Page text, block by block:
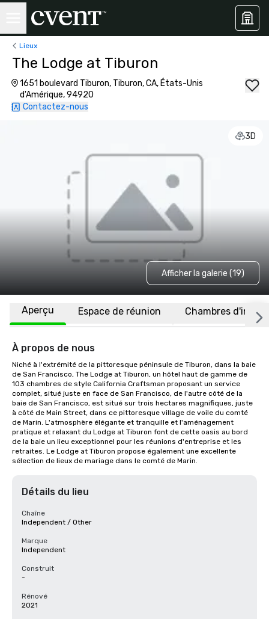
Lieux
The Lodge at Tiburon
1651 boulevard Tiburon, Tiburon, CA, États-Unis
d'Amérique, 94920
Contactez-nous
3D
Afficher la galerie (19)
Aperçu Espace de réunion Chambres
À propos de nous
Niché à l'extrémité de la pittoresque péninsule de Tiburon, dans la baie
de San Francisco, The Lodge at Tiburon, un hôtel haut de gamme de
103 chambres de style California Craftsman proposant un service
complet, situé juste en face de San Francisco, de l'autre côté de la
baie de San Francisco, est situé sur trois hectares magnifiques, juste
à côté de Main Street, dans ce pittoresque village de voile du comté
de Marin. L'atmosphère élégante et tranquille et l'aménagement
pratique et relaxant du Lodge at Tiburon font de cette oasis au bord
de la baie un lieu exceptionnel pour les réunions d'entreprise et les
retraites. Le Lodge at Tiburon propose également une excellente
sélection de lieux de mariage dans le comté de Marin.
Détails du lieu
Chaîne
Independent / Other
Marque
Independent
Construit
-
Rénové
2021